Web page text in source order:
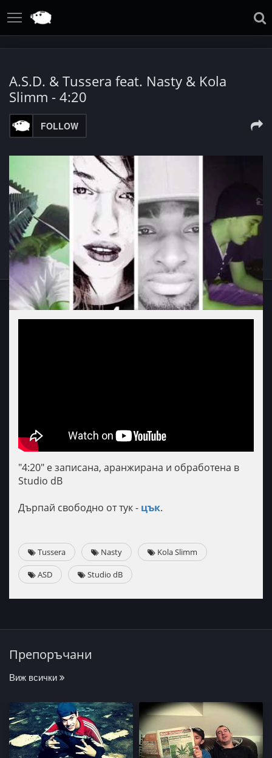
A.S.D. & Tussera fеаt. Nasty & Kola
Slimm - 4:20
FOLLOW
"4:20" е записана, аранжирана и обработена в
Studio dB
Дърпай свободно от тук - цък.
Tussera Nasty Kola Slimm
ASD Studio dB
Препоръчани
Виж всички